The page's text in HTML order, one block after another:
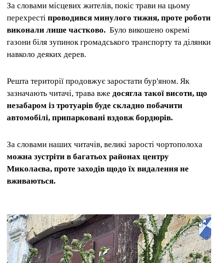
За словами місцевих жителів, покіс трави на цьому
перехресті проводився минулого тижня, проте роботи
виконали лише частково. Було викошено окремі
газони біля зупинок громадського транспорту та ділянки
навколо деяких дерев.
Решта території продовжує заростати бур'яном. Як
зазначають читачі, трава вже досягла такої висоти, що
незабаром із тротуарів буде складно побачити
автомобілі, припарковані вздовж бордюрів.
За словами наших читачів, великі зарості чортополоха
можна зустріти в багатьох районах центру
Миколаєва, проте заходів щодо їх видалення не
вживаються.